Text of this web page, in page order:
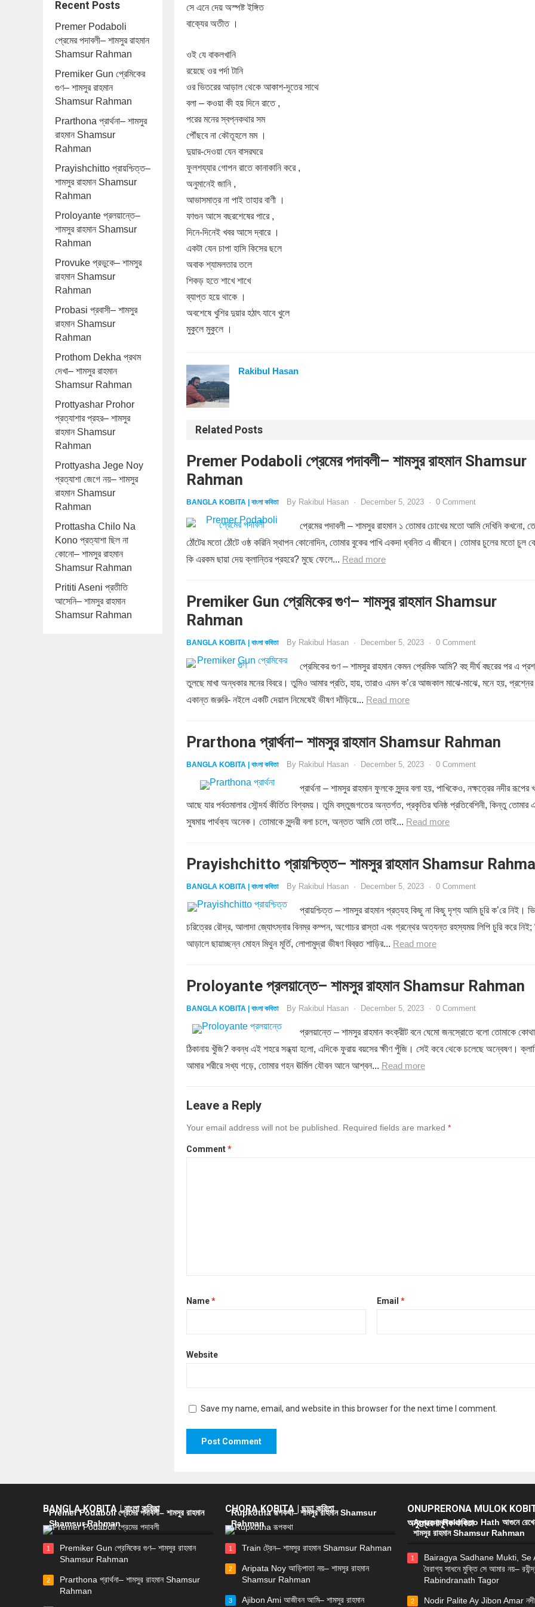
Recent Posts
Premer Podaboli
প্রেমের পদাবলী– শামসুর রাহমান
Shamsur Rahman
Premiker Gun প্রেমিকের
গুণ– শামসুর রাহমান
Shamsur Rahman
Prarthona প্রার্থনা– শামসুর
রাহমান Shamsur
Rahman
Prayishchitto প্রায়শ্চিত্ত–
শামসুর রাহমান Shamsur
Rahman
Proloyante প্রলয়ান্তে–
শামসুর রাহমান Shamsur
Rahman
Provuke প্রভুকে– শামসুর
রাহমান Shamsur
Rahman
Probasi প্রবাসী– শামসুর
রাহমান Shamsur
Rahman
Prothom Dekha প্রথম
দেখা– শামসুর রাহমান
Shamsur Rahman
Prottyashar Prohor
প্রত্যাশার প্রহর– শামসুর
রাহমান Shamsur
Rahman
Prottyasha Jege Noy
প্রত্যাশা জেগে নয়– শামসুর
রাহমান Shamsur
Rahman
Prottasha Chilo Na
Kono প্রত্যাশা ছিল না
কোনো– শামসুর রাহমান
Shamsur Rahman
Prititi Aseni প্রতীতি
আসেনি– শামসুর রাহমান
Shamsur Rahman
সে এনে দেয় অস্পষ্ট ইঙ্গিত
বাক্যের অতীত ।
ওই যে বাকলখানি
রয়েছে ওর পর্দা টানি
ওর ভিতরের আড়াল থেকে আকাশ-দূতের সাথে
বলা – কওয়া কী হয় দিনে রাতে ,
পরের মনের স্বপ্নকথার সম
পৌঁছবে না কৌতূহলে মম ।
দুয়ার-দেওয়া যেন বাসরঘরে
ফুলশয্যার গোপন রাতে কানাকানি করে ,
অনুমানেই জানি ,
আভাসমাত্র না পাই তাহার বাণী ।
ফাগুন আসে বছরশেষের পারে ,
দিনে-দিনেই খবর আসে দ্বারে ।
একটা যেন চাপা হাসি কিসের ছলে
অবাক শ্যামলতার তলে
শিকড় হতে শাখে শাখে
ব্যাপ্ত হয়ে থাকে ।
অবশেষে খুশির দুয়ার হঠাৎ যাবে খুলে
মুকুলে মুকুলে ।
Rakibul Hasan
Related Posts
Premer Podaboli প্রেমের পদাবলী– শামসুর রাহমান Shamsur
Rahman
BANGLA KOBITA | বাংলা কবিতা By Rakibul Hasan · December 5, 2023 · 0 Comment
প্রেমের পদাবলী – শামসুর রাহমান ১ তোমার চোখের মতো আমি দেখিনি কখনো,
ঠোঁটের মতো ঠোঁটে ওষ্ঠ করিনি স্থাপন কোনোদিন, তোমার বুকের পাখি একদা ধ্বনিত এ জীবনে। তোমার চুলের মতো চুল
কি এরকম ছায়া দেয় ক্লান্তির প্রহরে? মুছে ফেলে... Read more
Premiker Gun প্রেমিকের গুণ– শামসুর রাহমান Shamsur
Rahman
BANGLA KOBITA | বাংলা কবিতা By Rakibul Hasan · December 5, 2023 · 0 Comment
প্রেমিকের গুণ – শামসুর রাহমান কেমন প্রেমিক আমি? বহু দীর্ঘ বছরের পর এ
তুলছে মাখা অন্ধকার মনের বিবরে। তুমিও আমার প্রতি, হায়, তারাও এমন ক’রে আজকাল মাঝে-মাঝে, মনে হয়,
একান্ত জরুরি- নইলে একটি দেয়াল নিমেষেই ভীষণ দাঁড়িয়ে... Read more
Prarthona প্রার্থনা– শামসুর রাহমান Shamsur Rahman
BANGLA KOBITA | বাংলা কবিতা By Rakibul Hasan · December 5, 2023 · 0 Comment
প্রার্থনা – শামসুর রাহমান ফুলকে সুন্দর বলা হয়, পাখিকেও, নক্ষত্রের নদীর রূপের
আছে যার পর্বতমালার সৌন্দর্য কীর্তিত বিশ্বময়। তুমি বস্তুজগতের অন্তর্গত, প্রকৃতির ঘনিষ্ঠ প্রতিবেশিনী, কিন্তু তোমার
সুষমায় পার্থক্য অনেক। তোমাকে সুন্দরী বলা চলে, অন্তত আমি তো তাই... Read more
Prayishchitto প্রায়শ্চিত্ত– শামসুর রাহমান Shamsur
BANGLA KOBITA | বাংলা কবিতা By Rakibul Hasan · December 5, 2023 · 0 Comment
প্রায়শ্চিত্ত – শামসুর রাহমান প্রত্যহ কিছু না কিছু দৃশ্য আমি চুরি ক’রে নিই।
চরিত্রের রৌদ্র, আলাদা জ্যোৎস্নার বিনম্র কম্পন, অগোচর রাস্তা এবং গ্রন্থের অত্যন্ত রহস্যময় লিপি চুরি করে নিই;
আড়ালে ছায়াচ্ছন্ন মোহন মিথুন মূর্তি, লোপামুদ্রা ভীষণ বিব্রত শাড়ির... Read more
Proloyante প্রলয়ান্তে– শামসুর রাহমান Shamsur Rahman
BANGLA KOBITA | বাংলা কবিতা By Rakibul Hasan · December 5, 2023 · 0 Comment
প্রলয়ান্তে – শামসুর রাহমান কংক্রীট বনে ঘেমো জনস্রোতে বলো তোমাকে
ঠিকানায় খুঁজি? কবন্ধ এই শহরে সন্ধ্যা হলো, এদিকে ফুরায় বয়সের ক্ষীণ পুঁজি। সেই কবে থেকে চলেছে অন্বেষণ।
আমার শরীরে সখ্য গড়ে, তোমার গহন ঊর্মিল যৌবন আনে আশ্বন... Read more
Leave a Reply
Your email address will not be published. Required fields are marked *
Comment*
Name* Email*
Website
Save my name, email, and website in this browser for the next time I comment.
BANGLA KOBITA | বাংলা কবিতা
Premer Podaboli প্রেমের পদাবলী– শামসুর রাহমান
Shamsur Rahman
1
Premiker Gun প্রেমিকের গুণ– শামসুর রাহমান
Shamsur Rahman
2
Prarthona প্রার্থনা– শামসুর রাহমান Shamsur
Rahman
CHORA KOBITA | ছড়া কবিতা
Rupkotha রূপকথা– শামসুর রাহমান Shamsur
Rahman
1 Train ট্রেন– শামসুর রাহমান Shamsur Rahman
2
Aripata Noy আড়িপাতা নয়– শামসুর রাহমান
Shamsur Rahman
3
Ajibon Ami আজীবন আমি– শামসুর রাহমান
ONUPRERONA MULOK
অনুপ্রেরণামূলক কবিতা
Agune Rekheco Hath আগুনে
শামসুর রাহমান Shamsur Rahman
1
Bairagya Sadhane Mukti, Se
বৈরাগ্য সাধনে মুক্তি সে আমার নয়–
Rabindranath Tagor
2 Nodir Palite Ay Jibon Amar